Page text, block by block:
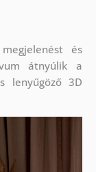
és
átnyúlik a
lenyűgöző 3D